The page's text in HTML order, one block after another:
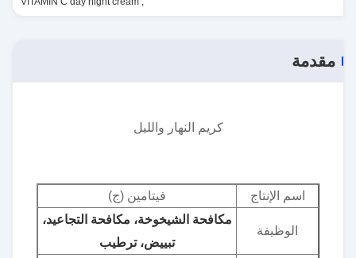
مقدمة
كريم النهار والليل
اسم الإنتاج فيتامين (ج)
الوظيفة
مكافحة الشيخوخة، مكافحة التجاعيد،
تبييض، ترطيب